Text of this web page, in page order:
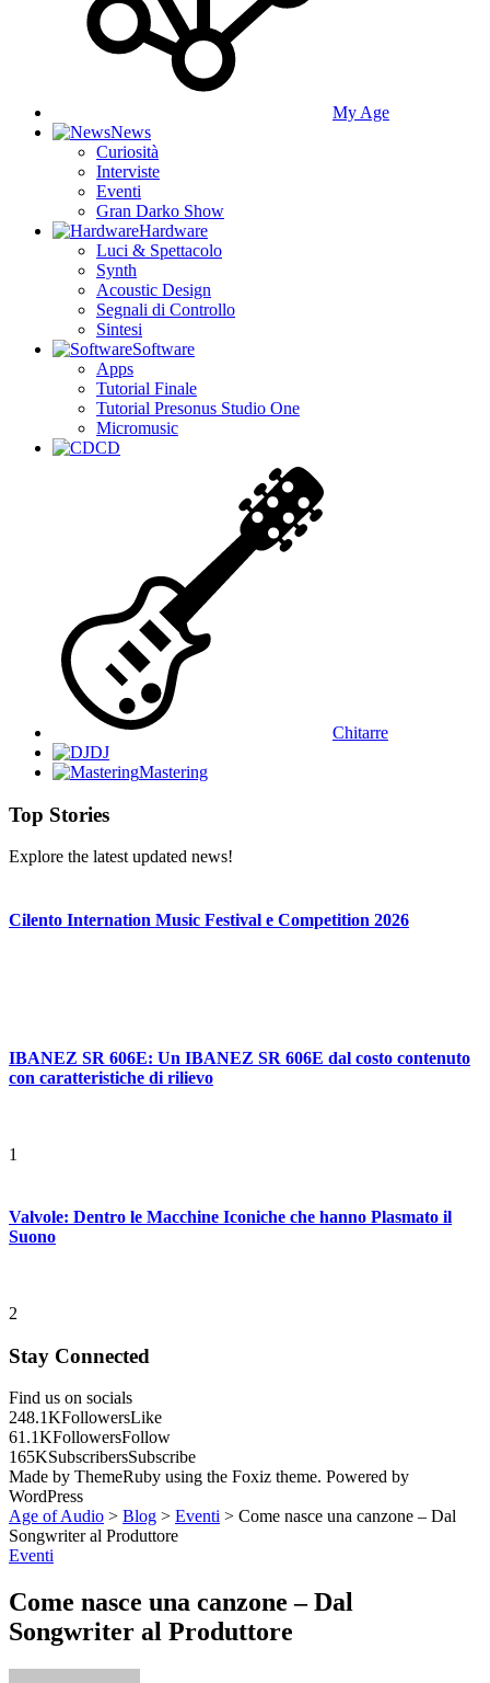
My Age
News
Curiosità
Interviste
Eventi
Gran Darko Show
Hardware
Luci & Spettacolo
Synth
Acoustic Design
Segnali di Controllo
Sintesi
Software
Apps
Tutorial Finale
Tutorial Presonus Studio One
Micromusic
CD
Chitarre
DJ
Mastering
Top Stories
Explore the latest updated news!
Cilento Internation Music Festival e Competition 2026
IBANEZ SR 606E: Un IBANEZ SR 606E dal costo contenuto
con caratteristiche di rilievo
1
Valvole: Dentro le Macchine Iconiche che hanno Plasmato il
Suono
2
Stay Connected
Find us on socials
248.1KFollowersLike
61.1KFollowersFollow
165KSubscribersSubscribe
Made by ThemeRuby using the Foxiz theme. Powered by
WordPress
Age of Audio > Blog > Eventi > Come nasce una canzone – Dal
Songwriter al Produttore
Eventi
Come nasce una canzone – Dal
Songwriter al Produttore